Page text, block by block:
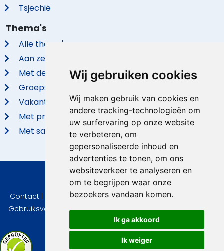
Wij gebruiken cookies
Wij maken gebruik van cookies en
andere tracking-technologieën om
uw surfervaring op onze website
te verbeteren, om
gepersonaliseerde inhoud en
advertenties te tonen, om ons
websiteverkeer te analyseren en
om te begrijpen waar onze
bezoekers vandaan komen.
Ik ga akkoord
Ik weiger
Tsjechië
Thema's
Alle thema's
Aan zee
Met de hond
Groepsaccommodaties
Vakantieparken
Met privé zwembad
Met sauna
© 2026 VidaVilla.com
Contact Privacy|Cookie instellingen|Herroepingsrecht
Gebruiksvoorwaarden|Imprint|Informatie Beoordelingen